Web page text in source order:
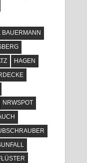
BAUERMANN
HAGEN
NRWSPOT